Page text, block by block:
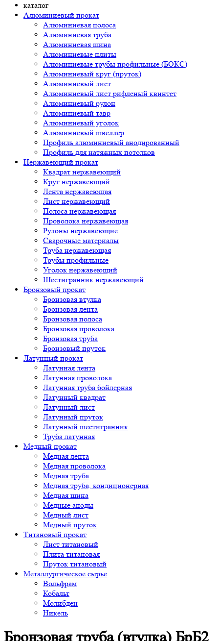
каталог
Алюминиевый прокат
Алюминиевая полоса
Алюминиевая труба
Алюминиевая шина
Алюминиевые плиты
Алюминиевые трубы профильные (БОКС)
Алюминиевый круг (пруток)
Алюминиевый лист
Алюминиевый лист рифленый квинтет
Алюминиевый рулон
Алюминиевый тавр
Алюминиевый уголок
Алюминиевый швеллер
Профиль алюминиевый анодированный
Профиль для натяжных потолков
Нержавеющий прокат
Квадрат нержавеющий
Круг нержавеющий
Лента нержавеющая
Лист нержавеющий
Полоса нержавеющая
Проволока нержавеющая
Рулоны нержавеющие
Сварочные материалы
Труба нержавеющая
Трубы профильные
Уголок нержавеющий
Шестигранник нержавеющий
Бронзовый прокат
Бронзовая втулка
Бронзовая лента
Бронзовая полоса
Бронзовая проволока
Бронзовая труба
Бронзовый пруток
Латунный прокат
Латунная лента
Латунная проволока
Латунная труба бойлерная
Латунный квадрат
Латунный лист
Латунный пруток
Латунный шестигранник
Труба латунная
Медный прокат
Медная лента
Медная проволока
Медная труба
Медная труба, кондиционерная
Медная шина
Медные аноды
Медный лист
Медный пруток
Титановый прокат
Лист титановый
Плита титановая
Пруток титановый
Металлургическое сырье
Вольфрам
Кобальт
Молибден
Никель
Бронзовая труба (втулка) БрБ2